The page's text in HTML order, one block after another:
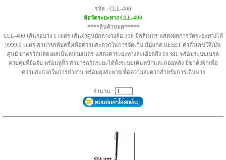
รหัส : CLL-400
ล้อวัดระยะทาง CLL-400
****สินค้าหมด*****
CLL-400 เส้นรอบวง 1 เมตร เส้นผ่าศูนย์กลางวงล้อ 318 มิลลิเมตร แสดงผลการวัดระยะทางได้
9999.9 เมตร สามารถพับครึ่งเพื่อความสะดวกในการจัดเก็บ มีปุ่มกด RESET ค่าตัวเลขให้เป็น
ศูนย์ มาตรวัดแสดงผลเป็นหน่วยเมตร แสดงค่าระยะทางละเอียดถึง 10 ซม. พร้อมระบบเบรค
ควบคุมที่มือจับ พร้อมหูหิ้ว สามารถวัดระยะได้ทั้งระบบเดินหน้าและถอยหลัง มีขาตั้งพักเพื่อ
ความสะดวกในการทำงาน พร้อมถุงสะพายเพื่อความสะดวกสำหรับการเดินทาง
จำนวน :